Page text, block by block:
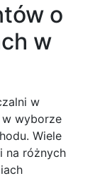
o
w
w
wyborze
Wiele
na różnych